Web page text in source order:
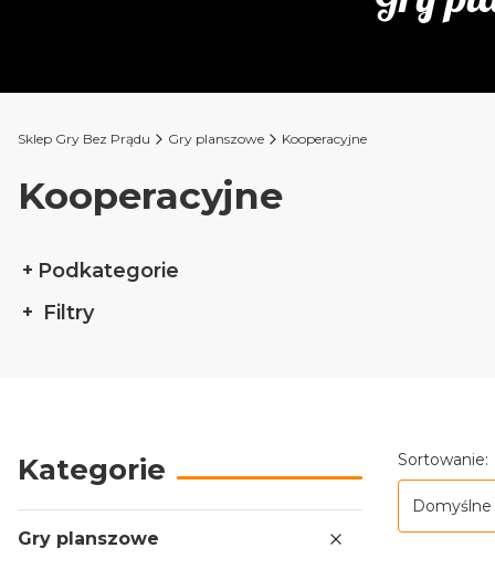
Sklep Gry Bez Prądu Gry planszowe Kooperacyjne
Kooperacyjne
Podkategorie
Filtry
Kategorie
Gry planszowe
Lista
Sortowanie:
Domyślne